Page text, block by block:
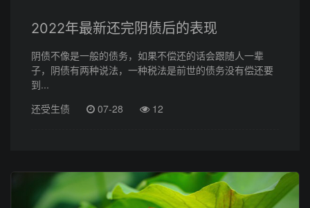
2022年最新还完阴债后的表现
阴债不像是一般的债务，如果不偿还的话会跟随人一辈
子，阴债有两种说法，一种税法是前世的债务没有偿还要
到...
还受生债
07-28 12